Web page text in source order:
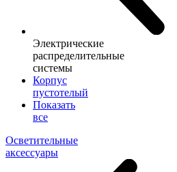
Электрические
распределительные
системы
Корпус
пустотелый
Показать
все
Осветительные
аксессуары